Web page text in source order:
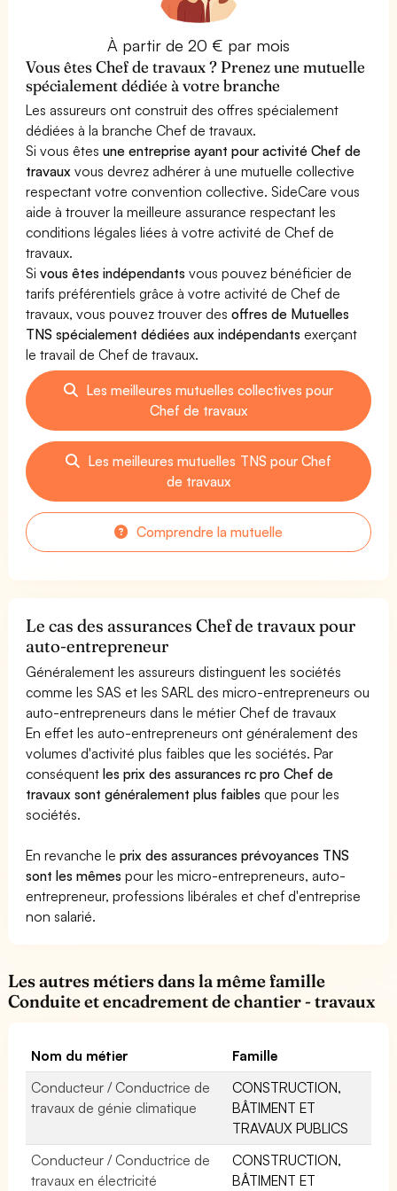
À partir de 20 € par mois
Vous êtes Chef de travaux ? Prenez une mutuelle
spécialement dédiée à votre branche
Les assureurs ont construit des offres spécialement
dédiées à la branche Chef de travaux.
Si vous êtesune entreprise ayant pour activité Chef de
travaux vous devrez adhérer à une mutuelle collective
respectant votre convention collective. SideCare vous
aide à trouver la meilleure assurance respectant les
conditions légales liées à votre activité de Chef de
travaux.
Sivous êtes indépendants vous pouvez bénéficier de
tarifs préférentiels grâce à votre activité de Chef de
travaux, vous pouvez trouver desoffres de Mutuelles
TNS spécialement dédiées aux indépendants exerçant
le travail de Chef de travaux.
Les meilleures mutuelles collectives pour
Chef de travaux
Les meilleures mutuelles TNS pour Chef
de travaux
Comprendre la mutuelle
Le cas des assurances Chef de travaux pour
auto-entrepreneur
Généralement les assureurs distinguent les sociétés
comme les SAS et les SARL des micro-entrepreneurs ou
auto-entrepreneurs dans le métier Chef de travaux
En effet les auto-entrepreneurs ont généralement des
volumes d'activité plus faibles que les sociétés. Par
conséquentles prix des assurances rc pro Chef de
travaux sont généralement plus faibles que pour les
sociétés.
En revanche leprix des assurances prévoyances TNS
sont les mêmes pour les micro-entrepreneurs, auto-
entrepreneur, professions libérales et chef d'entreprise
non salarié.
Les autres métiers dans la même famille
Conduite et encadrement de chantier - travaux
Nom du métier
Famille
Conducteur / Conductrice de
travaux de génie climatique
CONSTRUCTION,
BÂTIMENT ET
TRAVAUX PUBLICS
Conducteur / Conductrice de
travaux en électricité
CONSTRUCTION,
BÂTIMENT ET